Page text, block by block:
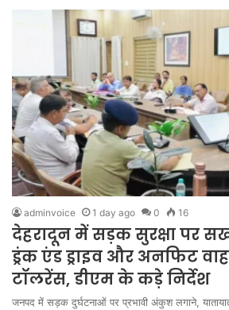
adminvoice 1 day ago 0 16
देहरादून में सड़क सुरक्षा पर
ड्रंक एंड ड्राइव और अनफिट
टॉलरेंस, डीएम के कड़े निर्देश
जनपद में सड़क दुर्घटनाओं पर प्रभावी अंकुश लगाने,